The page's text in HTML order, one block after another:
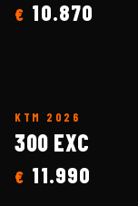
€ 10.870
KTM 2026
300 EXC
€ 11.990